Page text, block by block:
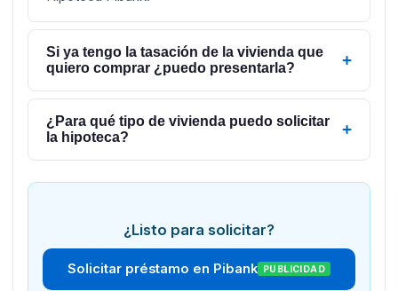
Si ya tengo la tasación de la vivienda que
quiero comprar ¿puedo presentarla?
+
¿Para qué tipo de vivienda puedo solicitar
la hipoteca?
+
¿Listo para solicitar?
Solicitar préstamo en Pibank PUBLICIDAD